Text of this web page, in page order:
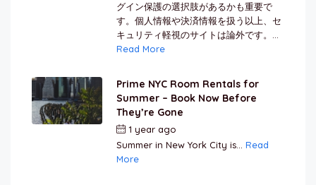
グイン保護の選択肢があるかも重要で
す。個人情報や決済情報を扱う以上、セ
キュリティ軽視のサイトは論外です。...
Read More
Prime NYC Room Rentals for
Summer – Book Now Before
They’re Gone
1 year ago
Summer in New York City is... Read
More